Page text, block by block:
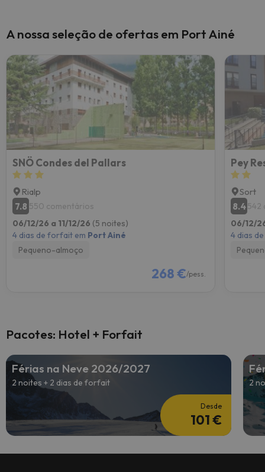
A nossa seleção de ofertas em Port Ainé
SNÖ Condes del Pallars
Rialp
7.8 550 comentários
06/12/26 a 11/12/26 (5 noites)
4 dias de forfait em Port Ainé
Pequeno-almoço
268 €/pess.
Pey
Sort
8.4542
06/12/
4 dias
Pacotes: Hotel + Forfait
Férias na Neve 2026/2027
2 noites + 2 dias de forfait
Desde
101 €
2